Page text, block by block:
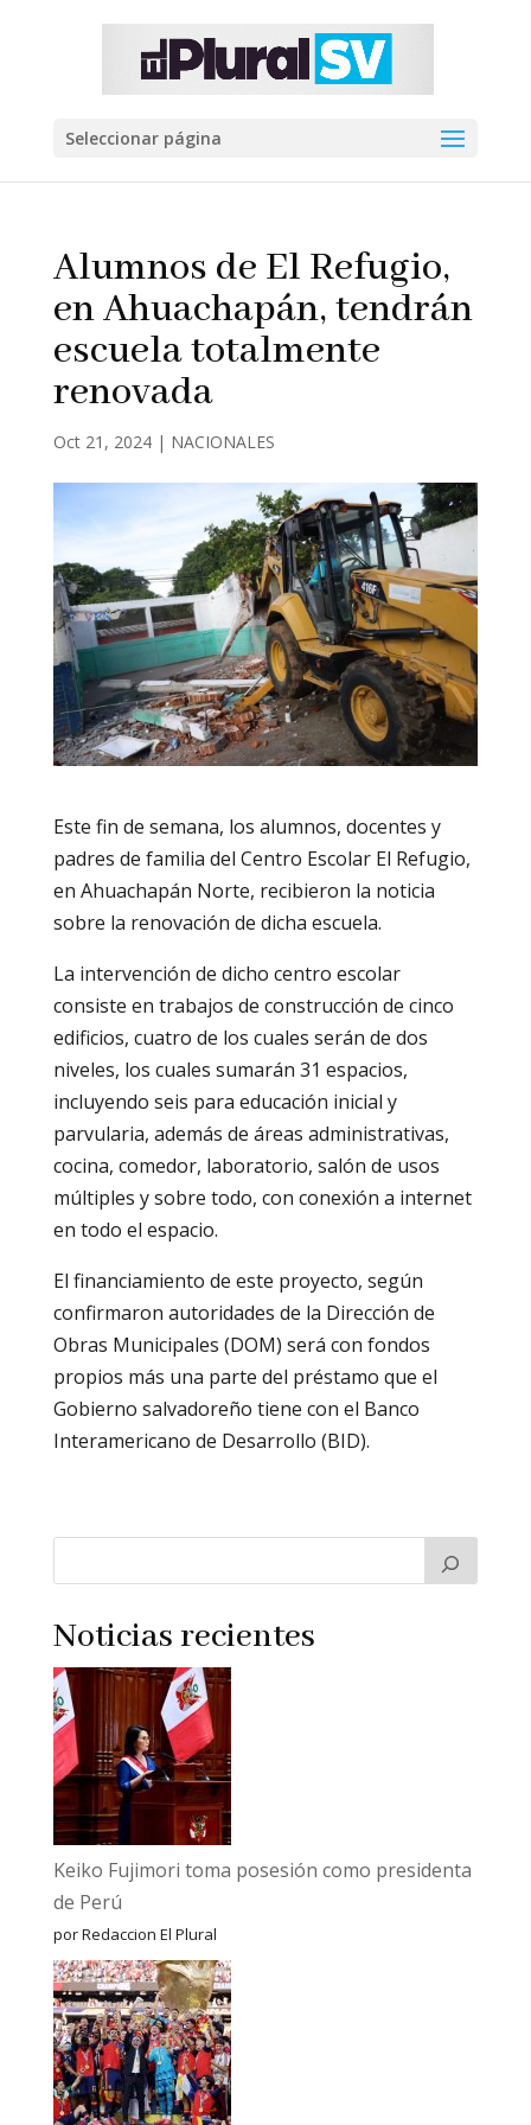
Seleccionar página
Alumnos de El Refugio,
en Ahuachapán, tendrán
escuela totalmente
renovada
Oct 21, 2024| NACIONALES
Este fin de semana, los alumnos, docentes y
padres de familia del Centro Escolar El Refugio,
en Ahuachapán Norte, recibieron la noticia
sobre la renovación de dicha escuela.
La intervención de dicho centro escolar
consiste en trabajos de construcción de cinco
edificios, cuatro de los cuales serán de dos
niveles, los cuales sumarán 31 espacios,
incluyendo seis para educación inicial y
parvularia, además de áreas administrativas,
cocina, comedor, laboratorio, salón de usos
múltiples y sobre todo, con conexión a internet
en todo el espacio.
El financiamiento de este proyecto, según
confirmaron autoridades de la Dirección de
Obras Municipales (DOM) será con fondos
propios más una parte del préstamo que el
Gobierno salvadoreño tiene con el Banco
Interamericano de Desarrollo (BID).
Noticias recientes
Keiko Fujimori toma posesión como presidenta
de Perú
por Redaccion El Plural